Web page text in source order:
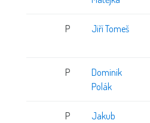
P Jiří Tomeš
P
Dominik
Polák
P
Jakub